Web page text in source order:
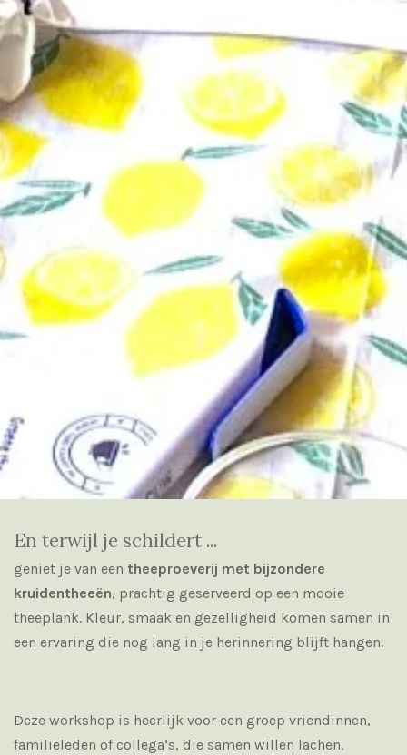
En terwijl je schildert ...
geniet je van een theeproeverij met bijzondere
kruidentheeën, prachtig geserveerd op een mooie
theeplank. Kleur, smaak en gezelligheid komen samen in
een ervaring die nog lang in je herinnering blijft hangen.
Deze workshop is heerlijk voor een groep vriendinnen,
familieleden of collega’s, die samen willen lachen,